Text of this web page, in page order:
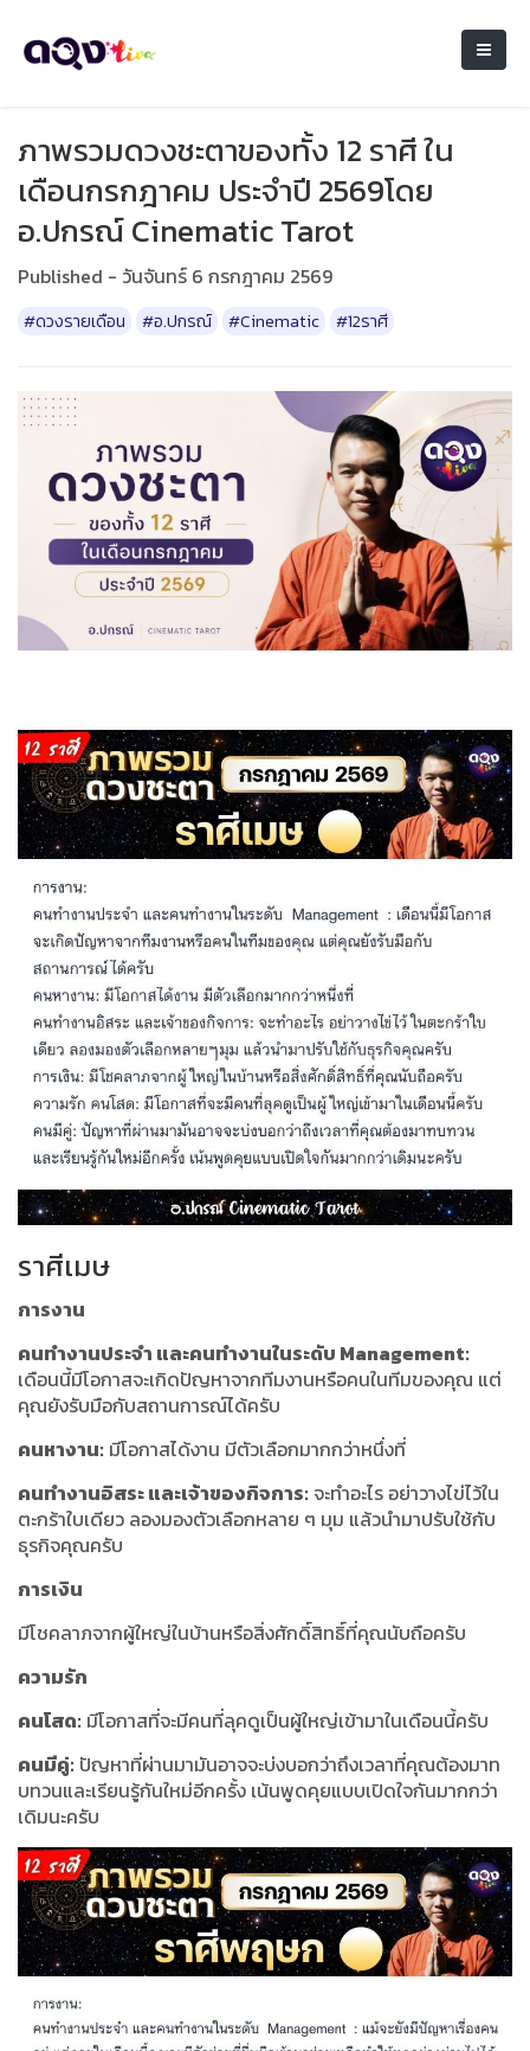
ภาพรวมดวงชะตาของทั้ง 12 ราศี ใน
เดือนกรกฎาคม ประจำปี 2569โดย
อ.ปกรณ์ Cinematic Tarot
Published - วันจันทร์ 6 กรกฎาคม 2569
#ดวงรายเดือน #อ.ปกรณ์ #Cinematic #12ราศี
ราศีเมษ
การงาน
คนทำงานประจำ และคนทำงานในระดับ Management:
เดือนนี้มีโอกาสจะเกิดปัญหาจากทีมงานหรือคนในทีมของคุณ แต่
คุณยังรับมือกับสถานการณ์ได้ครับ
คนหางาน: มีโอกาสได้งาน มีตัวเลือกมากกว่าหนึ่งที่
คนทำงานอิสระ และเจ้าของกิจการ:จะทำอะไร อย่าวางไข่ไว้ใน
ตะกร้าใบเดียว ลองมองตัวเลือกหลาย ๆ มุม แล้วนำมาปรับใช้กับ
ธุรกิจคุณครับ
การเงิน
มีโชคลาภจากผู้ใหญ่ในบ้านหรือสิ่งศักดิ์สิทธิ์ที่คุณนับถือครับ
ความรัก
คนโสด: มีโอกาสที่จะมีคนที่ลุคดูเป็นผู้ใหญ่เข้ามาในเดือนนี้ครับ
คนมีคู่: ปัญหาที่ผ่านมามันอาจจะบ่งบอกว่าถึงเวลาที่คุณต้องมาท
บทวนและเรียนรู้กันใหม่อีกครั้ง เน้นพูดคุยแบบเปิดใจกันมากกว่า
เดิมนะครับ